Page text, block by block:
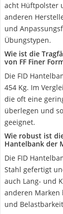
acht Hüftpolster
anderen
und
Übungstypen.
Wie ist die
von FF Finer
Die FID
454 Kg. Im
die oft eine
überlegen und
geeignet.
Wie robust ist
Hantelbank der
Die FID
Stahl gefertigt
auch Lang- und
anderen
und